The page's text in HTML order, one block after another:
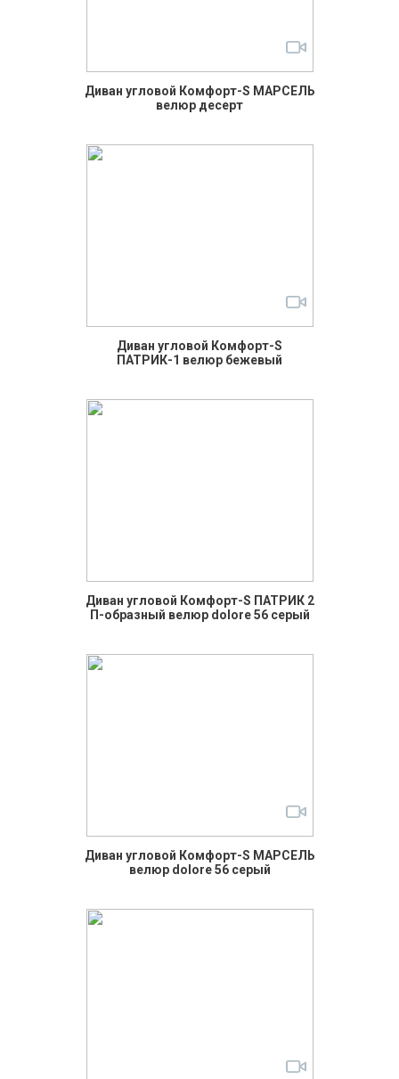
Диван угловой Комфорт-S МАРСЕЛЬ
велюр десерт
Диван угловой Комфорт-S
ПАТРИК-1 велюр бежевый
Диван угловой Комфорт-S ПАТРИК 2
П-образный велюр dolore 56 серый
Диван угловой Комфорт-S МАРСЕЛЬ
велюр dolore 56 серый